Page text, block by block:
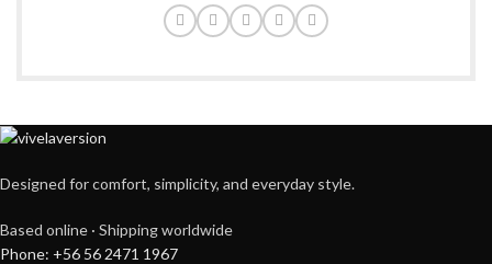
Designed for comfort, simplicity, and everyday style.
Based online · Shipping worldwide
Phone: +56 56 2471 1967